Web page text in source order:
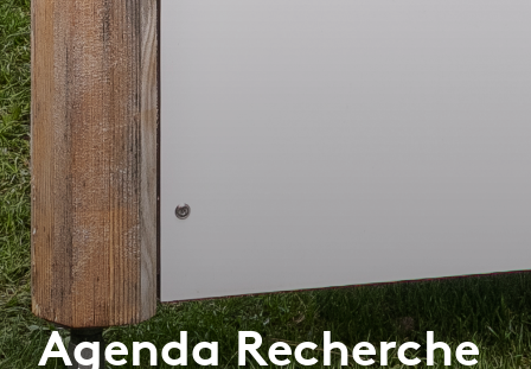
Agenda Recherche